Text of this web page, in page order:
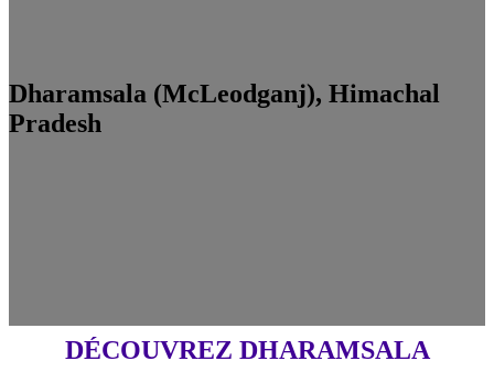
Dharamsala (McLeodganj), Himachal
Pradesh
DÉCOUVREZ DHARAMSALA